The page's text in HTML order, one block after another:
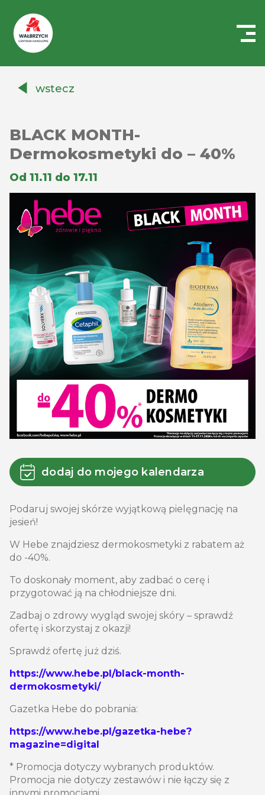
Auchanwstecz
BLACK MONTH-
Dermokosmetyki do – 40%
Od 11.11 do 17.11
dodaj do mojego kalendarza
Podaruj swojej skórze wyjątkową pielęgnację na
jesień!
W Hebe znajdziesz dermokosmetyki z rabatem aż
do -40%.
To doskonały moment, aby zadbać o cerę i
przygotować ją na chłodniejsze dni.
Zadbaj o zdrowy wygląd swojej skóry – sprawdź
ofertę i skorzystaj z okazji!
Sprawdź ofertę już dziś.
https://www.hebe.pl/black-month-
dermokosmetyki/
Gazetka Hebe do pobrania:
https://www.hebe.pl/gazetka-hebe?
magazine=digital
* Promocja dotyczy wybranych produktów.
Promocja nie dotyczy zestawów i nie łączy się z